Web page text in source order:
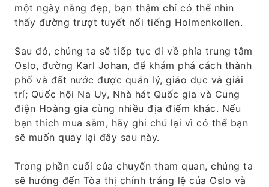
một ngày nắng đẹp, bạn thậm chí có thể nhìn
thấy đường trượt tuyết nổi tiếng Holmenkollen.
Sau đó, chúng ta sẽ tiếp tục đi về phía trung tâm
Oslo, đường Karl Johan, để khám phá cách thành
phố và đất nước được quản lý, giáo dục và giải
trí; Quốc hội Na Uy, Nhà hát Quốc gia và Cung
điện Hoàng gia cùng nhiều địa điểm khác. Nếu
bạn thích mua sắm, hãy ghi chú lại vì có thể bạn
sẽ muốn quay lại đây sau này.
Trong phần cuối của chuyến tham quan, chúng ta
sẽ hướng đến Tòa thị chính tráng lệ của Oslo và